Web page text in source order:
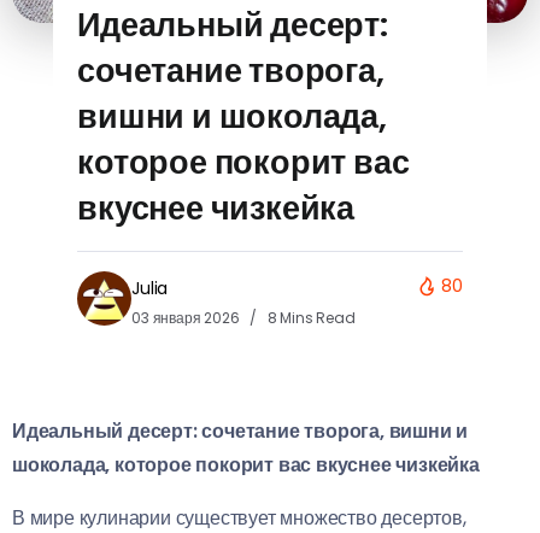
Идеальный десерт:
сочетание творога,
вишни и шоколада,
которое покорит вас
вкуснее чизкейка
Julia
03 января 2026 8 Mins Read
80
Идеальный десерт: сочетание творога, вишни и
шоколада, которое покорит вас вкуснее чизкейка
В мире кулинарии существует множество десертов,